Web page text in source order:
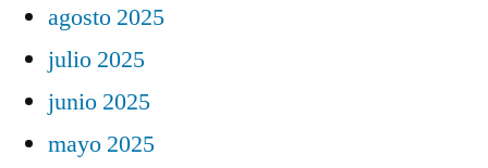
agosto 2025
julio 2025
junio 2025
mayo 2025